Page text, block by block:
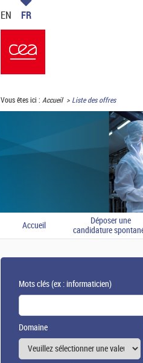
EN FR
Vous êtes ici : Accueil Liste des offres
Accueil
Déposer une
candidature
Mots clés(ex : informaticien)
Domaine